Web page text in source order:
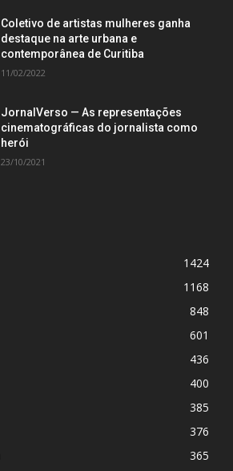
Coletivo de artistas mulheres ganha
destaque na arte urbana e
contemporânea de Curitiba
11/02/2022
JornalVerso — As representações
cinematográficas do jornalista como
herói
23/10/2021
1424
1168
848
601
436
400
385
376
365